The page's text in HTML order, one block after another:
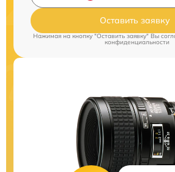
Оставить заявку
Нажимая на кнопку "Оставить заявку" Вы
конфиденциальности